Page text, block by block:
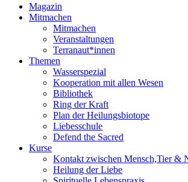
Magazin
Mitmachen
Mitmachen
Veranstaltungen
Terranaut*innen
Themen
Wasserspezial
Kooperation mit allen Wesen
Bibliothek
Ring der Kraft
Plan der Heilungsbiotope
Liebesschule
Defend the Sacred
Kurse
Kontakt zwischen Mensch,Tier &
Heilung der Liebe